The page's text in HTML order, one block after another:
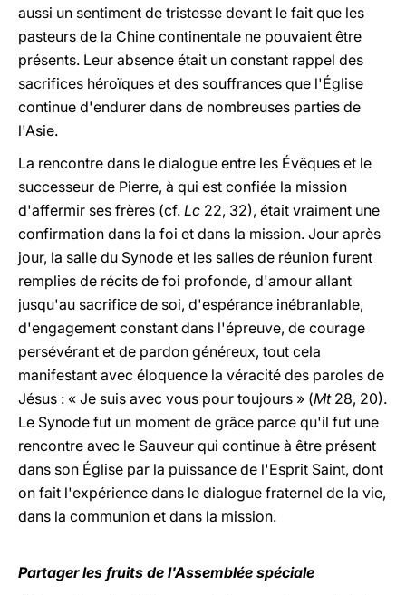
aussi un sentiment de tristesse devant le fait que les
pasteurs de la Chine continentale ne pouvaient être
présents. Leur absence était un constant rappel des
sacrifices héroïques et des souffrances que l'Église
continue d'endurer dans de nombreuses parties de
l'Asie.
La rencontre dans le dialogue entre les Évêques et le
successeur de Pierre, à qui est confiée la mission
d'affermir ses frères (cf. Lc 22, 32), était vraiment une
confirmation dans la foi et dans la mission. Jour après
jour, la salle du Synode et les salles de réunion furent
remplies de récits de foi profonde, d'amour allant
jusqu'au sacrifice de soi, d'espérance inébranlable,
d'engagement constant dans l'épreuve, de courage
persévérant et de pardon généreux, tout cela
manifestant avec éloquence la véracité des paroles de
Jésus : « Je suis avec vous pour toujours » (Mt 28, 20).
Le Synode fut un moment de grâce parce qu'il fut une
rencontre avec le Sauveur qui continue à être présent
dans son Église par la puissance de l'Esprit Saint, dont
on fait l'expérience dans le dialogue fraternel de la vie,
dans la communion et dans la mission.
Partager les fruits de l'Assemblée spéciale